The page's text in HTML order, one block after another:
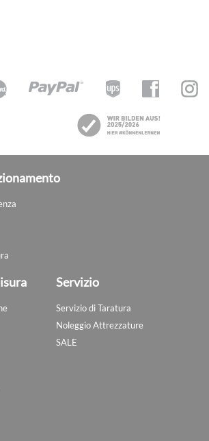
Servizio
Servizio di Taratura
Noleggio Attrezzature
SALE